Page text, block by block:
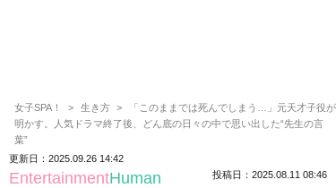
女子SPA！ 生き方
「このままでは死んでしまう…」元天才子役が
明かす。人気ドラマ終了後、どん底の日々の中で思い出した“先生の言
葉”
更新日：2025.09.26 14:42
EntertainmentHuman 投稿日：2025.08.11 08:46